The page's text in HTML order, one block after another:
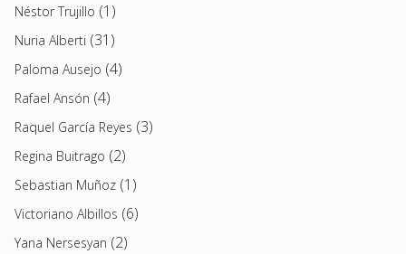
Néstor Trujillo (1)
Nuria Alberti (31)
Paloma Ausejo (4)
Rafael Ansón (4)
Raquel García Reyes (3)
Regina Buitrago (2)
Sebastian Muñoz (1)
Victoriano Albillos (6)
Yana Nersesyan (2)